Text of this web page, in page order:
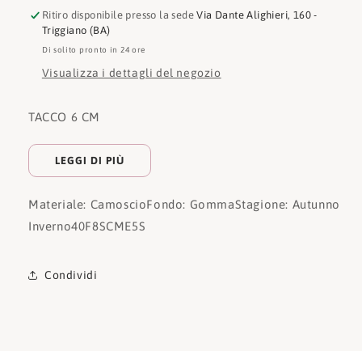
Ritiro disponibile presso la sedeVia Dante Alighieri, 160 -
Triggiano (BA)
Di solito pronto in 24 ore
Visualizza i dettagli del negozio
TACCO 6 CM
LEGGI DI PIÙ
Materiale: CamoscioFondo: GommaStagione: Autunno
Inverno40F8SCME5S
Condividi